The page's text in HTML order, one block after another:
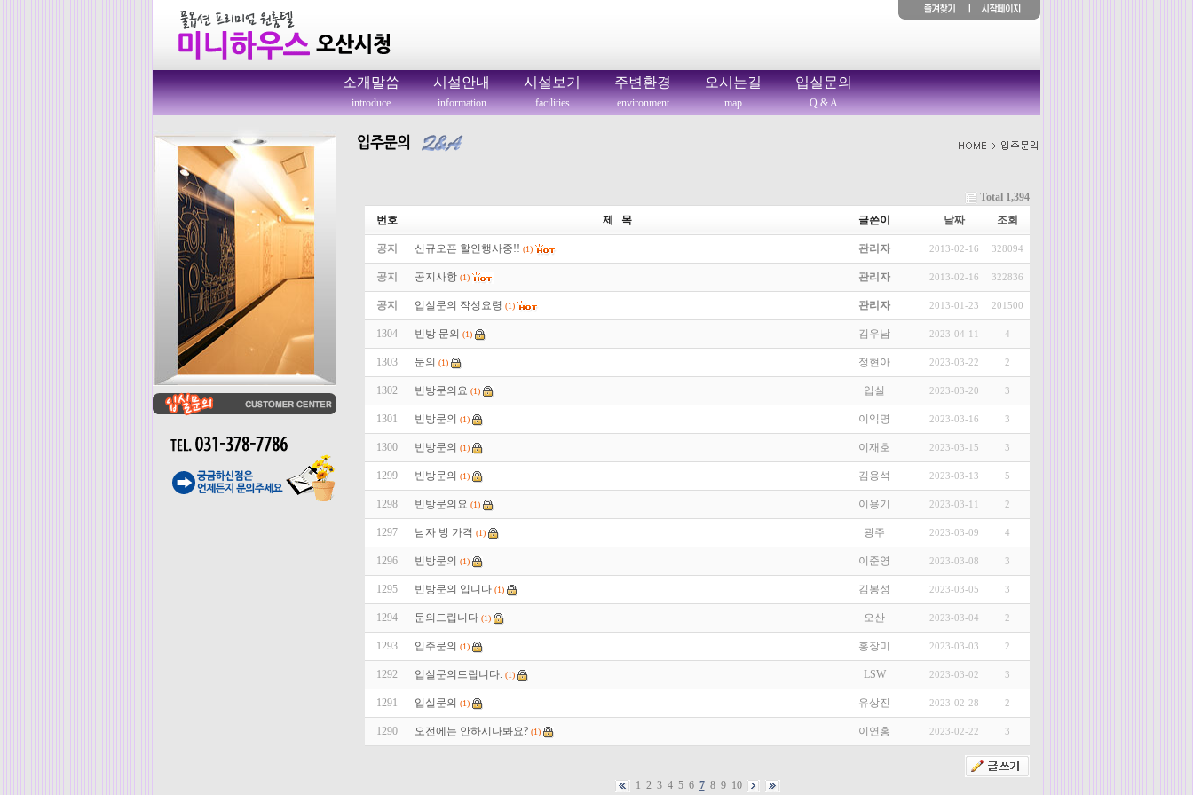
소개말씀
introduce
시설안내
information
시설보기
facilities
주변환경
environment
오시는길
map
입실문의
Q & A
Total 1,394
번호
제 목 글쓴이 날짜 조회
공지 신규오픈 할인행사중!! (1) 관리자 2013-02-16 328094
공지 공지사항 (1) 관리자 2013-02-16 322836
공지 입실문의 작성요령 (1) 관리자 2013-01-23 201500
1304 빈방 문의 (1) 김우남 2023-04-11 4
1303 문의 (1) 정현아 2023-03-22 2
1302 빈방문의요 (1) 입실 2023-03-20 3
1301 빈방문의 (1) 이익명 2023-03-16 3
1300 빈방문의 (1) 이재호 2023-03-15 3
1299 빈방문의 (1) 김용석 2023-03-13 5
1298 빈방문의요 (1) 이용기 2023-03-11 2
1297 남자 방 가격 (1) 광주 2023-03-09 4
1296 빈방문의 (1) 이준영 2023-03-08 3
1295 빈방문의 입니다 (1) 김봉성 2023-03-05 3
1294 문의드립니다 (1) 오산 2023-03-04 2
1293 입주문의 (1) 홍장미 2023-03-03 2
1292 입실문의드립니다. (1) LSW 2023-03-02 3
1291 입실문의 (1) 유상진 2023-02-28 2
1290 오전에는 안하시나봐요? (1) 이연홍 2023-02-22 3
1 2 3 4 5 6 7 8 9 10